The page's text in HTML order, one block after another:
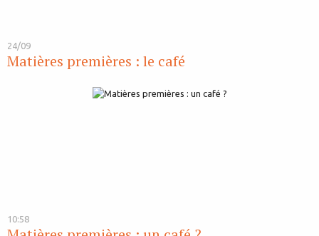
24/09
Matières premières : le café
10:58